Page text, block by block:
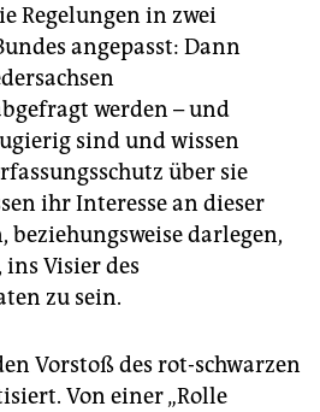
Regelungen in zwei
angepasst: Dann
werden – und
sind und wissen
über sie
ihr Interesse an dieser
darlegen,
Visier des
zu sein.
Vorstoß des rot-schwarzen
Von einer „Rolle